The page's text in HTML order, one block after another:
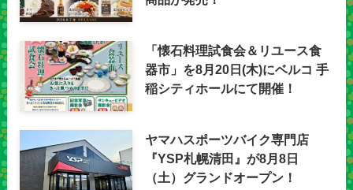
「懐石料理試食会＆リユース食
器市」を8月20日(木)にベルコ 手
稲シティホールにて開催！
ヤマハスポーツバイク専門店
『YSP札幌清田』が8月8日
（土）グランドオープン！